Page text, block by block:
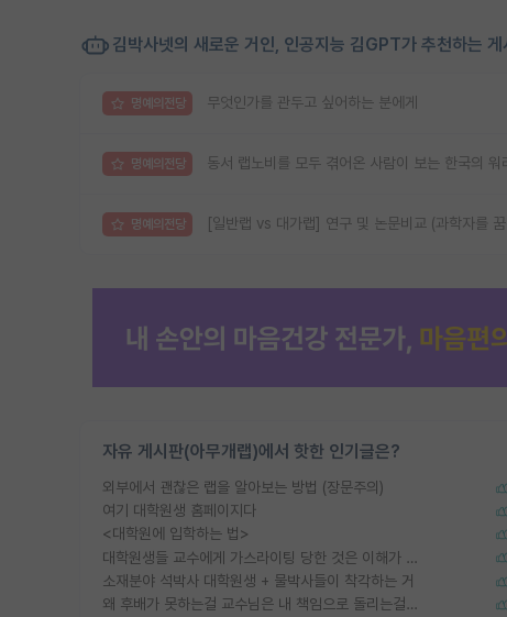
김박사넷의 새로운 거인, 인공지능 김GPT가 추천하는
명예의전당 무엇인가를 관두고 싶어하는 분에게
명예의전당 동서 랩노비를 모두 겪어온 사람이 보는 한국의
명예의전당 [일반랩 vs 대가랩] 연구 및 논문비교 (과학자를
자유 게시판(아무개랩)에서 핫한 인기글은?
외부에서 괜찮은 랩을 알아보는 방법 (장문주의)
여기 대학원생 홈페이지다
<대학원에 입학하는 법>
대학원생들 교수에게 가스라이팅 당한 것은 이해가 갑니다. 안타깝네요.
소재분야 석박사 대학원생 + 물박사들이 착각하는 거
왜 후배가 못하는걸 교수님은 내 책임으로 돌리는걸까요?